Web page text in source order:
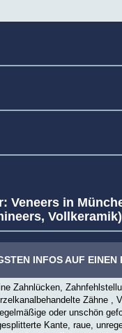
Veneers in
Vollkeramik)
INFOS AUF EINEN
Zahnlücken,
Zähne ,
oder unschön
Kante, raue,